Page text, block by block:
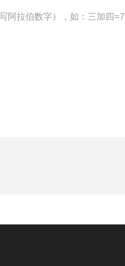
阿拉伯数字），如：三加四=7